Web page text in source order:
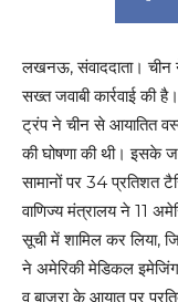
लखनऊ, संवाददाता। चीन
सख्त जवाबी कार्रवाई की
ट्रंप ने चीन से आयातित
की घोषणा की थी। इसके
सामानों पर 34 प्रतिशत
वाणिज्य मंत्रालय ने 11
सूची में शामिल कर लिया,
ने अमेरिकी मेडिकल
व बाजरा के आयात पर